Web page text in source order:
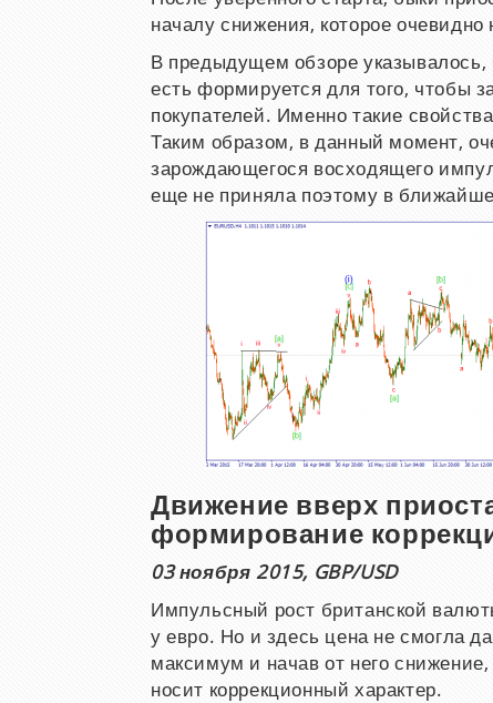
началу снижения, которое очевидно
В предыдущем обзоре указывалось,
есть формируется для того, чтобы
покупателей. Именно такие
Таким образом, в данный момент,
зарождающегося восходящего
еще не приняла поэтому в
Движение вверх
формирование
03 ноября 2015, GBP/USD
Импульсный рост британской
у евро. Но и здесь цена не смогла
максимум и начав от него
носит коррекционный характер.